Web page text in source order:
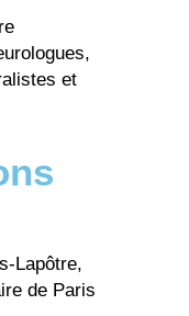
et
Lapôtre,
de Paris